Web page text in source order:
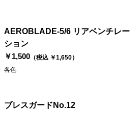
AEROBLADE-5/6 リアベンチレー
ション
￥1,500 （税込 ￥1,650）
各色
ブレスガードNo.12